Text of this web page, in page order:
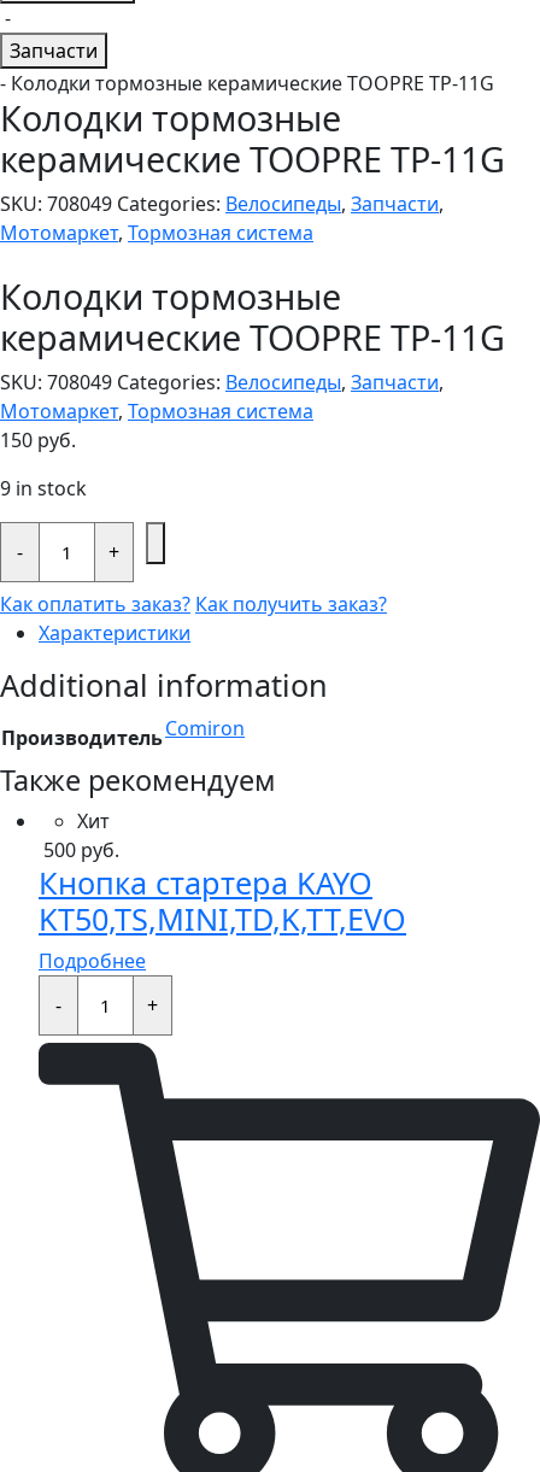
-
Запчасти
- Колодки тормозные керамические TOOPRE TP-11G
Колодки тормозные
керамические TOOPRE TP-11G
SKU: 708049 Categories: Велосипеды, Запчасти,
Мотомаркет, Тормозная система
Колодки тормозные
керамические TOOPRE TP-11G
SKU: 708049 Categories: Велосипеды, Запчасти,
Мотомаркет, Тормозная система
150 руб.
9 in stock
-
Колодки
тормозные
керамические
TOOPRE
TP-
11G
quantity
+
Как оплатить заказ? Как получить заказ?
Характеристики
Additional information
ПроизводительComiron
Также рекомендуем
Хит
500 руб.
Кнопка стартера KAYO
KT50,TS,MINI,TD,K,TT,EVO
Подробнее
-
Кнопка
стартера
KT50,TS,MINI,TD,K,TT,EVO
quantity
+